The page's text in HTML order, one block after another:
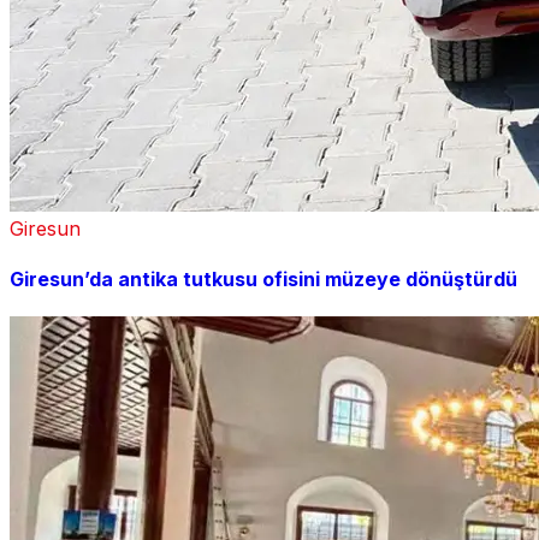
Giresun
Giresun’da antika tutkusu ofisini müzeye dönüştürdü